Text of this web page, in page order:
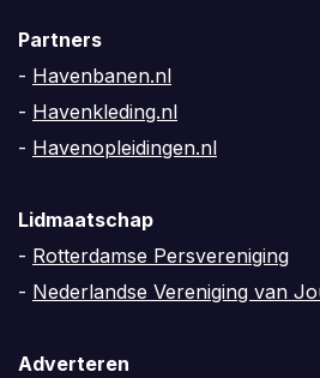
Partners
- Havenbanen.nl
- Havenkleding.nl
- Havenopleidingen.nl
Lidmaatschap
- Rotterdamse Persvereniging
- Nederlandse Vereniging van
Adverteren